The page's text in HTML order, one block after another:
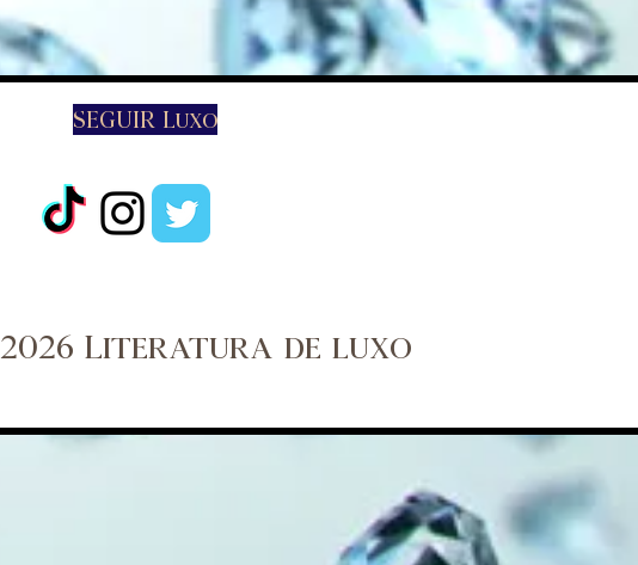
2026 Literatura de luxo
​SEGUIR Luxo